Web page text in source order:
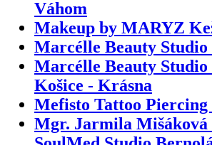
Váhom
Makeup by MARYZ
Marcélle Beauty Studio
Marcélle Beauty Studio
Košice - Krásna
Mefisto Tattoo Piercing
Mgr. Jarmila Mišáková